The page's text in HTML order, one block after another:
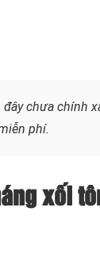
chưa chính
phí.
xối